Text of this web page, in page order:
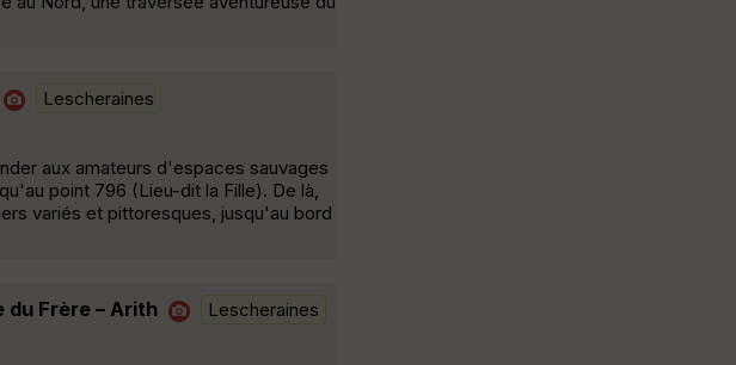
Lescheraines
aux amateurs d'espaces sauvages
point 796 (Lieu-dit la Fille). De là,
variés et pittoresques, jusqu'au bord
du Frère – Arith Lescheraines